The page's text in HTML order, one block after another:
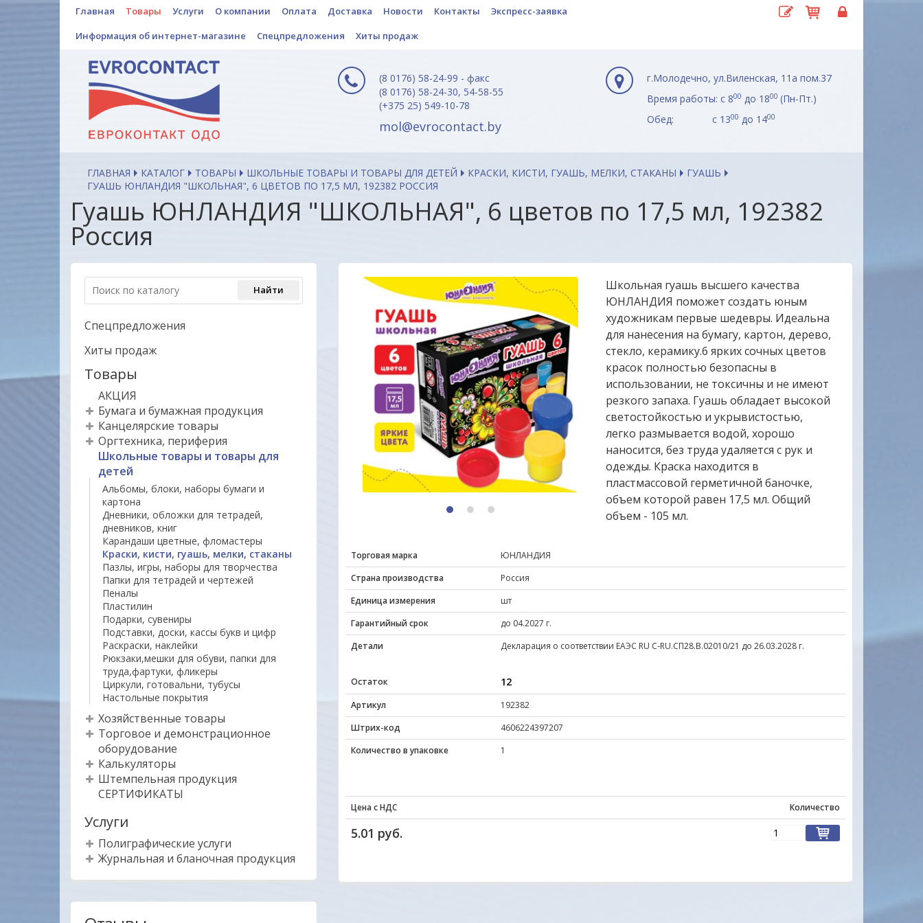
Главная Товары Услуги О компании Оплата Доставка Новости Контакты
Экспресс-заявка
Информация об интернет-магазине
Спецпредложения Хиты продаж
(8 0176) 58-24-99 - факс
(8 0176) 58-24-30, 54-58-55
(+375 25) 549-10-78
mol@evrocontact.by
г.Молодечно, ул.Виленская, 11а пом.37
Время работы: с 800 до 1800 (Пн-Пт.)
Обед: с 1300 до 1400
ГЛАВНАЯ КАТАЛОГ ТОВАРЫ ШКОЛЬНЫЕ ТОВАРЫ И ТОВАРЫ ДЛЯ ДЕТЕЙ КРАСКИ, КИСТИ, ГУАШЬ, МЕЛКИ, СТАКАНЫ
ГУАШЬ
ГУАШЬ ЮНЛАНДИЯ "ШКОЛЬНАЯ", 6 ЦВЕТОВ ПО 17,5 МЛ, 192382 РОССИЯ
Гуашь ЮНЛАНДИЯ "ШКОЛЬНАЯ", 6 цветов по 17,5 мл, 192382
Россия
Спецпредложения
Хиты продаж
Товары
АКЦИЯ
Бумага и бумажная продукция
Канцелярские товары
Оргтехника, периферия
Школьные товары и товары для
детей
Альбомы, блоки, наборы бумаги и
картона
Дневники, обложки для тетрадей,
дневников, книг
Карандаши цветные, фломастеры
Краски, кисти, гуашь, мелки, стаканы
Пазлы, игры, наборы для творчества
Папки для тетрадей и чертежей
Пеналы
Пластилин
Подарки, сувениры
Подставки, доски, кассы букв и цифр
Раскраски, наклейки
Рюкзаки,мешки для обуви, папки для
труда,фартуки, фликеры
Циркули, готовальни, тубусы
Настольные покрытия
Хозяйственные товары
Торговое и демонстрационное
оборудование
Калькуляторы
Штемпельная продукция
СЕРТИФИКАТЫ
Услуги
Полиграфические услуги
Журнальная и бланочная продукция
1 2 3
Школьная гуашь высшего качества
ЮНЛАНДИЯ поможет создать юным
художникам первые шедевры. Идеальна
для нанесения на бумагу, картон, дерево,
стекло, керамику.6 ярких сочных цветов
красок полностью безопасны в
использовании, не токсичны и не имеют
резкого запаха. Гуашь обладает высокой
светостойкостью и укрывистостью,
легко размывается водой, хорошо
наносится, без труда удаляется с рук и
одежды. Краска находится в
пластмассовой герметичной баночке,
объем которой равен 17,5 мл. Общий
объем - 105 мл.
Торговая марка
ЮНЛАНДИЯ
Страна производства
Россия
Единица измерения
шт
Гарантийный срок
до 04.2027 г.
Детали
Декларация о соответствии ЕАЭС RU C-RU.СП28.В.02010/21 до 26.03.2028 г.
Остаток 12
Артикул
192382
Штрих-код
4606224397207
Количество в упаковке
1
Цена с НДС Количество
5.01 руб.